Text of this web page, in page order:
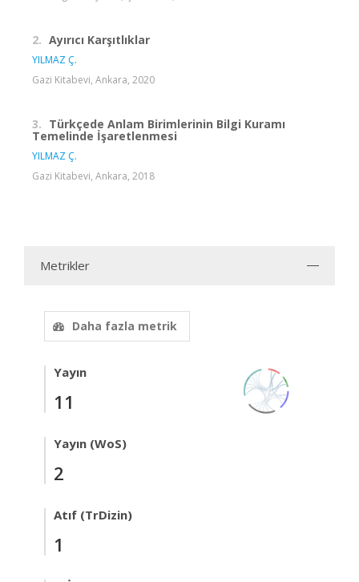
2. Ayırıcı Karşıtlıklar
YILMAZ Ç.
Gazi Kitabevi, Ankara, 2020
3. Türkçede Anlam Birimlerinin Bilgi Kuramı
Temelinde İşaretlenmesi
YILMAZ Ç.
Gazi Kitabevi, Ankara, 2018
Metrikler
Daha fazla metrik
Yayın
11
Yayın (WoS)
2
Atıf (TrDizin)
1